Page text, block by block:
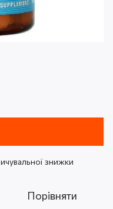
знижки
Порівняти